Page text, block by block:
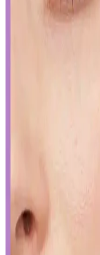
Japon ve Kore
Yapay Zeka ile
Sunduğu